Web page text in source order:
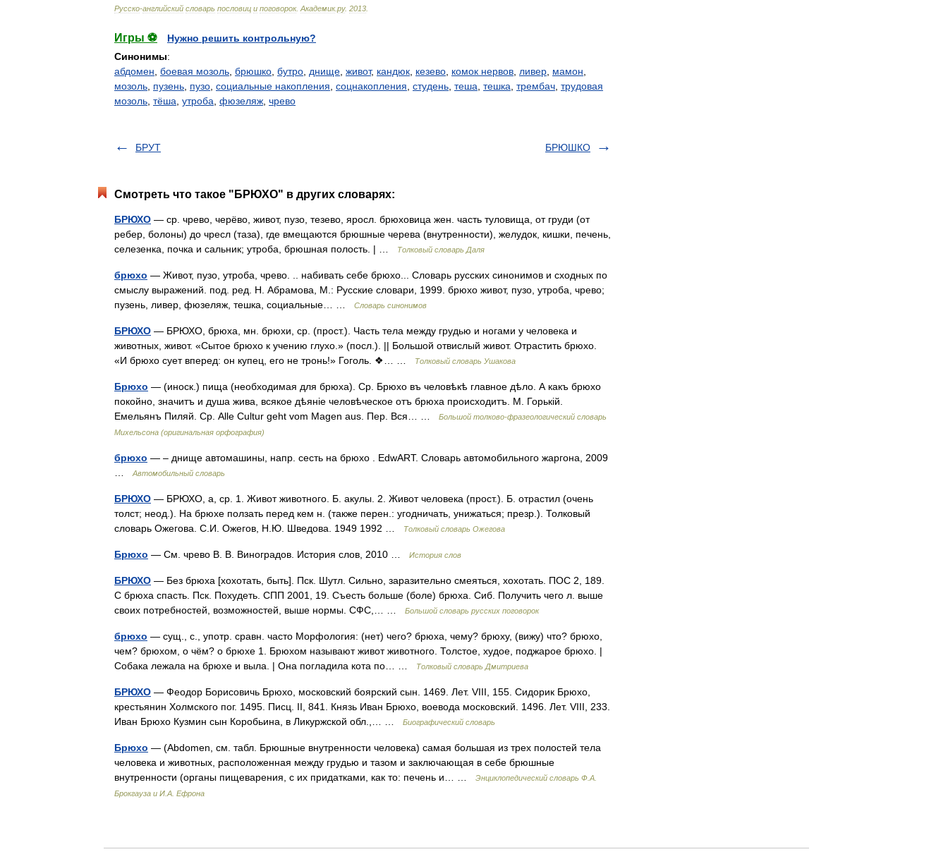
Русско-английский словарь пословиц и поговорок. Академик.ру. 2013
Игры ⚽
Нужно решить контрольную?
Синонимы:
абдомен боевая мозоль брюшко бутро днище живот, кандюк кезево комок нервов ливер мамон
мозоль пузень пузо социальные накопления соцнакопления студень теша тешка трембач трудовая
мозоль тёша утроба фюзеляж чрево
БРУТ БРЮШКО
Смотреть что такое "БРЮХО" в других словарях:
БРЮХО — ср. чрево, черёво, живот, пузо, тезево, яросл. брюховица жен. часть туловища, от груди (от
ребер, болоны) до чресл (таза), где вмещаются брюшные черева (внутренности), желудок, кишки, печень,
селезенка, почка и сальник; утроба, брюшная полость. | …
Толковый словарь Даля
брюхо — Живот, пузо, утроба, чрево. .. набивать себе брюхо... Словарь русских синонимов и сходных по
смыслу выражений. под. ред. Н. Абрамова, М.: Русские словари, 1999. брюхо живот, пузо, утроба, чрево;
пузень, ливер, фюзеляж, тешка, социальные… …
Словарь синонимов
БРЮХО — БРЮХО, брюха, мн. брюхи, ср. (прост.). Часть тела между грудью и ногами у человека и
животных, живот. «Сытое брюхо к учению глухо.» (посл.). || Большой отвислый живот. Отрастить брюхо.
«И брюхо сует вперед: он купец, его не тронь!» Гоголь. ❖… …
Толковый словарь Ушакова
Брюхо — (иноск.) пища (необходимая для брюха). Ср. Брюхо въ человѣкѣ главное дѣло. А какъ брюхо
покойно, значитъ и душа жива, всякое дѣяніе человѣческое отъ брюха происходитъ. М. Горькій.
Емельянъ Пиляй. Ср. Alle Cultur geht vom Magen aus. Пер. Вся… …
Большой толково-фразеологический словарь
Михельсона (оригинальная орфография)
брюхо — – днище автомашины, напр. сесть на брюхо . EdwART. Словарь автомобильного жаргона, 2009
Автомобильный словарь
БРЮХО — БРЮХО, а, ср. 1. Живот животного. Б. акулы. 2. Живот человека (прост.). Б. отрастил (очень
толст; неод.). На брюхе ползать перед кем н. (также перен.: угодничать, унижаться; презр.). Толковый
словарь Ожегова. С.И. Ожегов, Н.Ю. Шведова. 1949 1992 …
Толковый словарь Ожегова
Брюхо — См. чрево В. В. Виноградов. История слов, 2010 … История слов
БРЮХО — Без брюха [хохотать, быть]. Пск. Шутл. Сильно, заразительно смеяться, хохотать. ПОС 2, 189.
С брюха спасть. Пск. Похудеть. СПП 2001, 19. Съесть больше (боле) брюха. Сиб. Получить чего л. выше
своих потребностей, возможностей, выше нормы. СФС,… …
Большой словарь русских поговорок
брюхо — сущ., с., употр. сравн. часто Морфология: (нет) чего? брюха, чему? брюху, (вижу) что? брюхо,
чем? брюхом, о чём? о брюхе 1. Брюхом называют живот животного. Толстое, худое, поджарое брюхо. |
Собака лежала на брюхе и выла. | Она погладила кота по… …
Толковый словарь Дмитриева
БРЮХО — Феодор Борисовичь Брюхо, московский боярский сын. 1469. Лет. VIII, 155. Сидорик Брюхо,
крестьянин Холмского пог. 1495. Писц. II, 841. Князь Иван Брюхо, воевода московский. 1496. Лет. VIII, 233.
Иван Брюхо Кузмин сын Коробьина, в Ликуржской обл.,… …
Биографический словарь
Брюхо — (Abdomen, см. табл. Брюшные внутренности человека) самая большая из трех полостей тела
человека и животных, расположенная между грудью и тазом и заключающая в себе брюшные
внутренности (органы пищеварения, с их придатками, как то: печень и… …
Энциклопедический словарь Ф.А.
Брокгауза и И.А. Ефрона